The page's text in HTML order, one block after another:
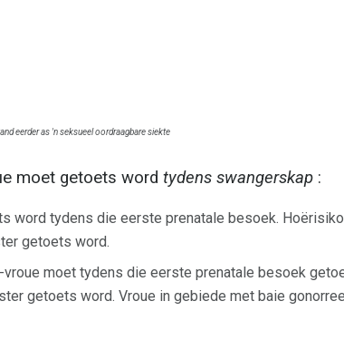
eerder as 'n seksueel oordraagbare siekte
moet getoets word tydens swangerskap :
word tydens die eerste prenatale besoek.
getoets word.
vroue moet tydens die eerste prenatale besoek
getoets word. Vroue in gebiede met baie